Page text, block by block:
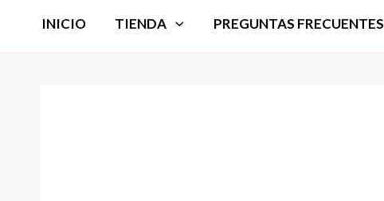
INICIO TIENDA PREGUNTAS FRECUENTES